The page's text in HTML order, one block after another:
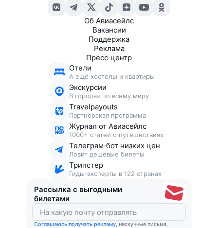
Об Авиасейлс
Вакансии
Поддержка
Реклама
Пресс‑центр
Отели
А ещё хостелы и квартиры
Экскурсии
В городах по всему миру
Travelpayouts
Партнёрская программа
Журнал от Авиасейлс
1000+ статей о путешествиях
Телеграм‑бот низких цен
Ловит дешёвые билеты
Трипстер
Гиды‑эксперты в 122 странах
Рассылка с выгодными
билетами
Соглашаюсь получать рекламу, нескучные письма,